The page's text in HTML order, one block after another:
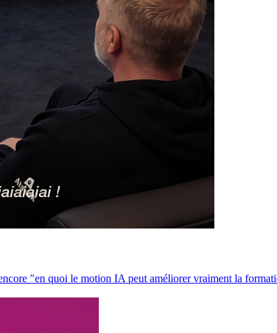
"en quoi le motion IA peut améliorer vraiment la